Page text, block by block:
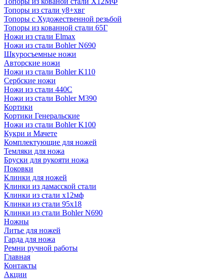
Топоры из стали у8+хвг
Топоры с Художественной резьбой
Топоры из кованной стали 65Г
Ножи из стали Elmax
Ножи из стали Bohler N690
Шкуросъемные ножи
Авторские ножи
Ножи из стали Bohler K110
Сербские ножи
Ножи из стали 440С
Ножи из стали Bohler M390
Кортики
Кортики Генеральские
Ножи из стали Bohler K100
Кукри и Мачете
Комплектующие для ножей
Темляки для ножа
Бруски для рукояти ножа
Поковки
Клинки для ножей
Клинки из дамасской стали
Клинки из стали х12мф
Клинки из стали 95х18
Клинки из стали Bohler N690
Ножны
Литье для ножей
Гарда для ножа
Ремни ручной работы
Главная
Контакты
Акции